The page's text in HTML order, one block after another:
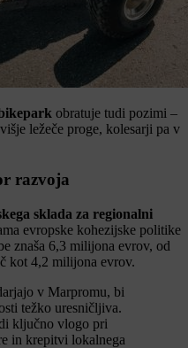
obratuje tudi pozimi –
ležeče proge, kolesarji pa v
razvoja
sklada za regionalni
evropske kohezijske politike
znaša 6,3 milijona evrov, od
kot 4,2 milijona evrov.
v Marpromu, bi
težko uresničljiva.
ključno vlogo pri
in krepitvi lokalnega